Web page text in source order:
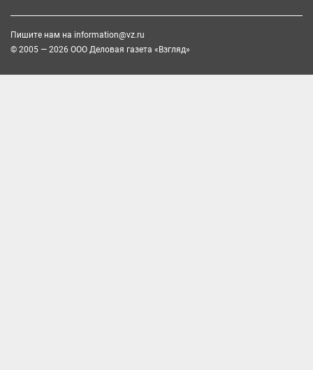
Пишите нам на information@vz.ru
© 2005 — 2026 ООО Деловая газета «Взгляд»